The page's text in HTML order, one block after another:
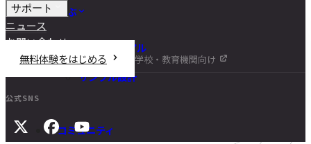
学ぶ
チュートリアル
DIY講座
サンプル設計
コミュニティ
サポート
ニュース
お問い合わせ
無料体験をはじめる
学校・教育機関向け
公式SNS